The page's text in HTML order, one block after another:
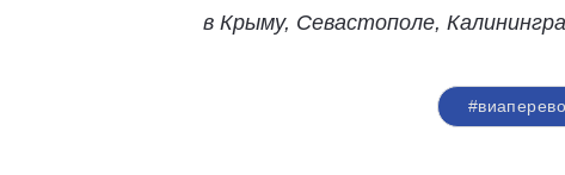
в Крыму, Севастополе,